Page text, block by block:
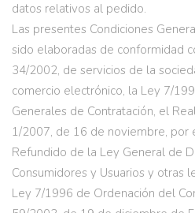
datos relativos al pedido.
Las presentes Condiciones
sido elaboradas de conformidad
34/2002, de servicios de la
comercio electrónico, la Ley 7/
Generales de Contratación, el
1/2007, de 16 de noviembre, por
Refundido de la Ley General de
Consumidores y Usuarios y otras
Ley 7/1996 de Ordenación del